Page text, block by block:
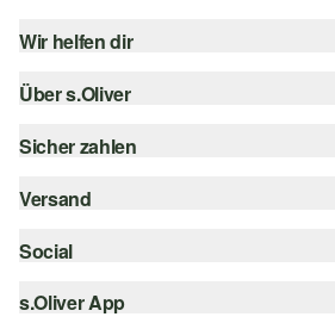
Wir helfen dir
Hilfe & FAQ
Über s.Oliver
Newsletter
Wunschliste
Sicher zahlen
Rechnung
Versand
Sendungsverfolgung
SwissPost
Social
instagram
s.Oliver App